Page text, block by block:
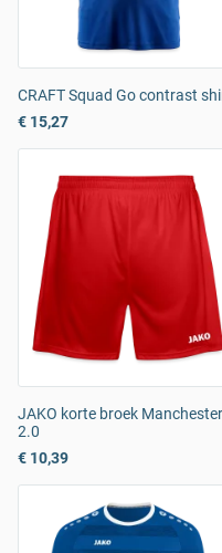
CRAFT Squad Go contrast
€ 15,27
JAKO korte broek Manchester
2.0
€ 10,39